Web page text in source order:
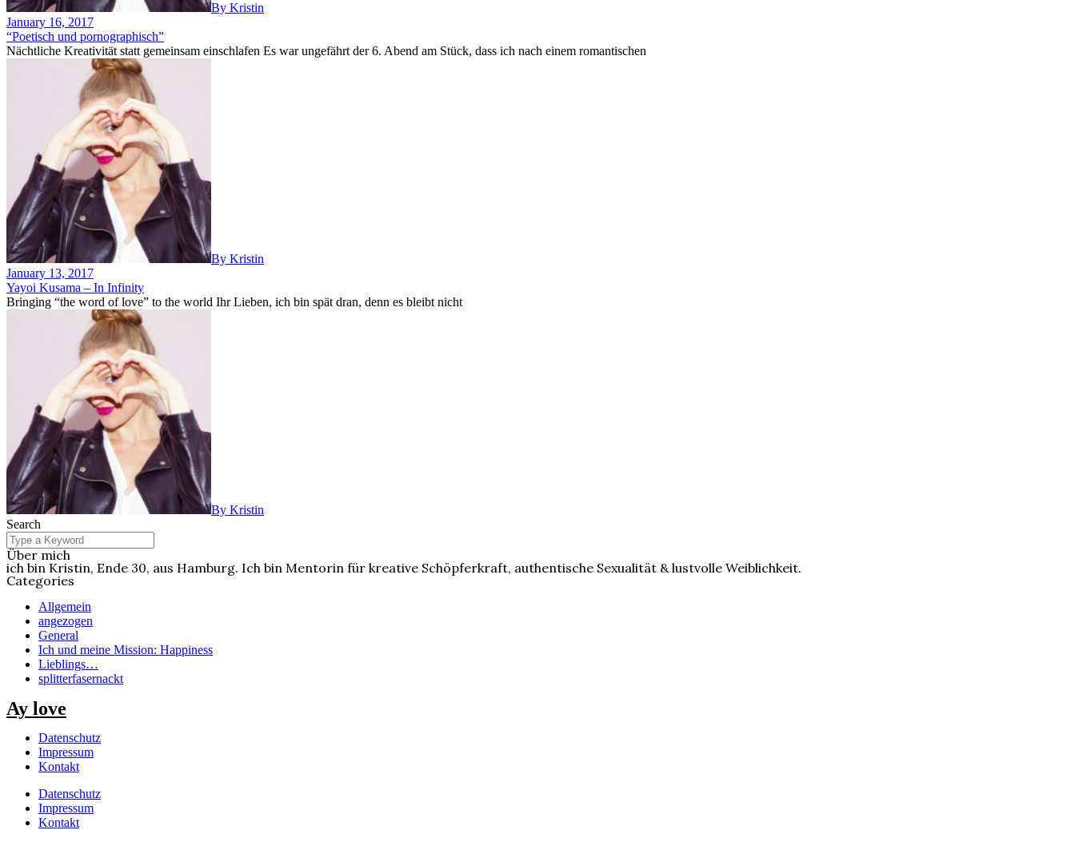
By Kristin
January 16, 2017
“Poetisch und pornographisch”
Nächtliche Kreativität statt gemeinsam einschlafen Es war ungefährt der 6. Abend am Stück, dass ich nach einem romantischen
By Kristin
January 13, 2017
Yayoi Kusama – In Infinity
Bringing “the word of love” to the world Ihr Lieben, ich bin spät dran, denn es bleibt nicht
By Kristin
Search
Über mich
ich bin Kristin, Ende 30, aus Hamburg. Ich bin Mentorin für kreative Schöpferkraft, authentische Sexualität & lustvolle Weiblichkeit.
Categories
Allgemein
angezogen
General
Ich und meine Mission: Happiness
Lieblings…
splitterfasernackt
Ay love
Datenschutz
Impressum
Kontakt
Datenschutz
Impressum
Kontakt